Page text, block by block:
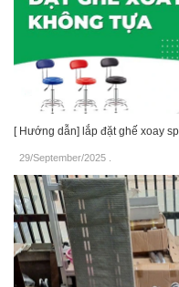
[ Hướng dẫn] lắp đặt ghế xoay
29/September/2025 .